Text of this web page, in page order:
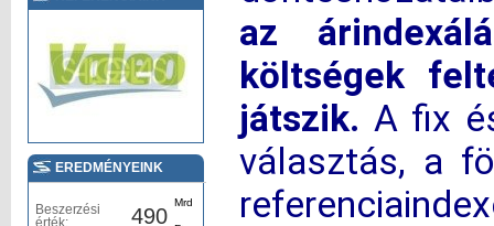
EREDMÉNYEINK
Beszerzési
érték:
490
Mrd
az
költségek
játszik. A fix
választás, a